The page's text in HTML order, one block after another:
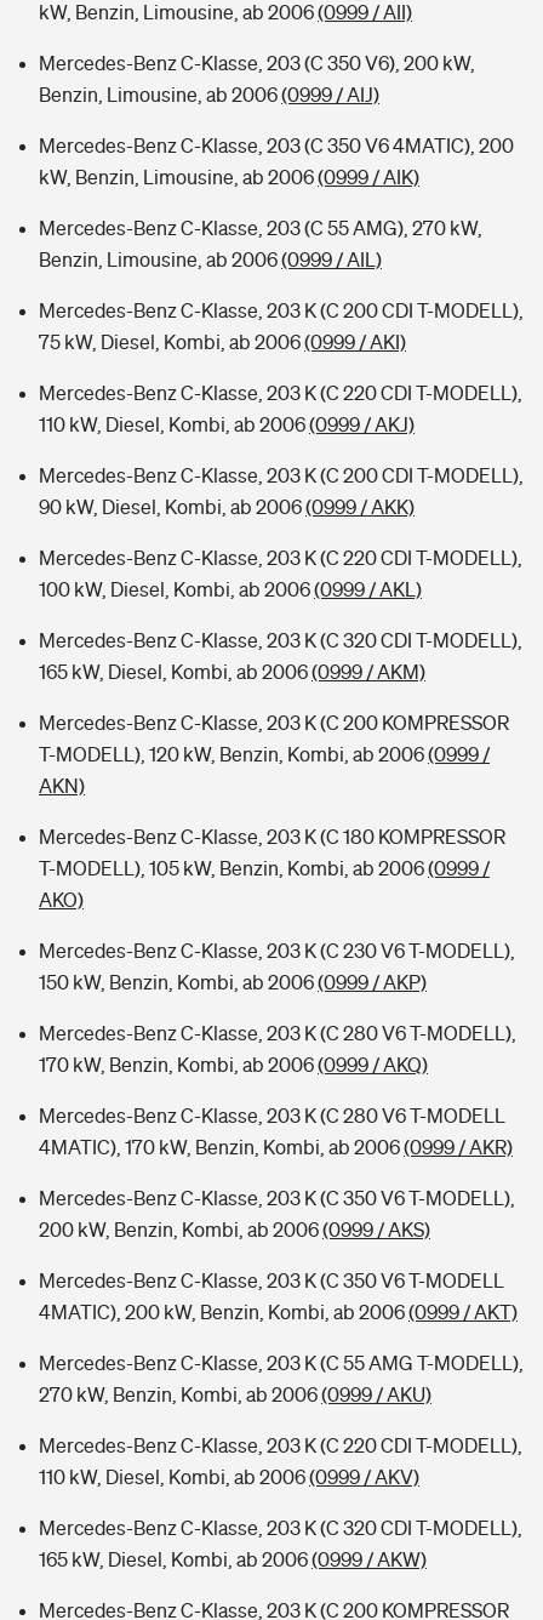
kW, Benzin, Limousine, ab 2006(0999 / AII)
Mercedes-Benz C-Klasse, 203 (C 350 V6), 200 kW,
Benzin, Limousine, ab 2006(0999 / AIJ)
Mercedes-Benz C-Klasse, 203 (C 350 V6 4MATIC), 200
kW, Benzin, Limousine, ab 2006(0999 / AIK)
Mercedes-Benz C-Klasse, 203 (C 55 AMG), 270 kW,
Benzin, Limousine, ab 2006(0999 / AIL)
Mercedes-Benz C-Klasse, 203 K (C 200 CDI T-MODELL),
75 kW, Diesel, Kombi, ab 2006(0999 / AKI)
Mercedes-Benz C-Klasse, 203 K (C 220 CDI T-MODELL),
110 kW, Diesel, Kombi, ab 2006(0999 / AKJ)
Mercedes-Benz C-Klasse, 203 K (C 200 CDI T-MODELL),
90 kW, Diesel, Kombi, ab 2006(0999 / AKK)
Mercedes-Benz C-Klasse, 203 K (C 220 CDI T-MODELL),
100 kW, Diesel, Kombi, ab 2006(0999 / AKL)
Mercedes-Benz C-Klasse, 203 K (C 320 CDI T-MODELL),
165 kW, Diesel, Kombi, ab 2006(0999 / AKM)
Mercedes-Benz C-Klasse, 203 K (C 200 KOMPRESSOR
T-MODELL), 120 kW, Benzin, Kombi, ab 2006(0999 /
AKN)
Mercedes-Benz C-Klasse, 203 K (C 180 KOMPRESSOR
T-MODELL), 105 kW, Benzin, Kombi, ab 2006(0999 /
AKO)
Mercedes-Benz C-Klasse, 203 K (C 230 V6 T-MODELL),
150 kW, Benzin, Kombi, ab 2006(0999 / AKP)
Mercedes-Benz C-Klasse, 203 K (C 280 V6 T-MODELL),
170 kW, Benzin, Kombi, ab 2006(0999 / AKQ)
Mercedes-Benz C-Klasse, 203 K (C 280 V6 T-MODELL
4MATIC), 170 kW, Benzin, Kombi, ab 2006(0999 / AKR)
Mercedes-Benz C-Klasse, 203 K (C 350 V6 T-MODELL),
200 kW, Benzin, Kombi, ab 2006(0999 / AKS)
Mercedes-Benz C-Klasse, 203 K (C 350 V6 T-MODELL
4MATIC), 200 kW, Benzin, Kombi, ab 2006(0999 / AKT)
Mercedes-Benz C-Klasse, 203 K (C 55 AMG T-MODELL),
270 kW, Benzin, Kombi, ab 2006(0999 / AKU)
Mercedes-Benz C-Klasse, 203 K (C 220 CDI T-MODELL),
110 kW, Diesel, Kombi, ab 2006(0999 / AKV)
Mercedes-Benz C-Klasse, 203 K (C 320 CDI T-MODELL),
165 kW, Diesel, Kombi, ab 2006(0999 / AKW)
Mercedes-Benz C-Klasse, 203 K (C 200 KOMPRESSOR